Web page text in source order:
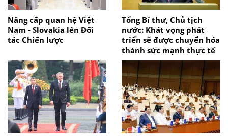
Nâng cấp quan hệ Việt
Nam - Slovakia lên Đối
tác Chiến lược
Tổng Bí thư, Chủ tịch
nước: Khát vọng phát
triển sẽ được chuyển hóa
thành sức mạnh thực tế